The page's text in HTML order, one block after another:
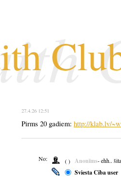
27.4.26 12:51
Pirms 20 gadiem: http://klab.lv/
No: ( ) Anonīms- ehh..
Sviesta Ciba user